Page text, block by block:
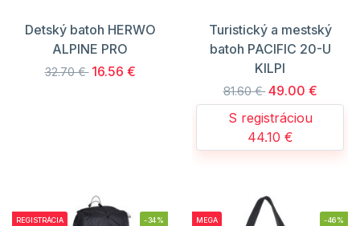
Detský batoh HERWO
ALPINE PRO
32.70 € 16.56 €
Turistický a mestský
batoh PACIFIC 20-U
KILPI
81.60 € 49.00 €
S registráciou
44.10 €
REGISTRÁCIA -34% MEGA -46%